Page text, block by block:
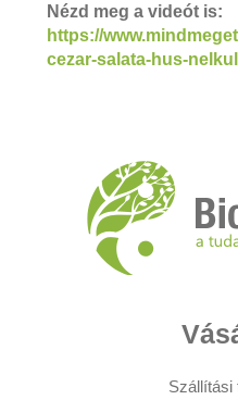
Nézd meg a videót is:
https://
cezar-salata-hus-
Szállítási